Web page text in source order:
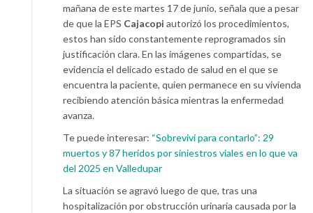
mañana de este martes 17 de junio, señala que a pesar
de que la EPS Cajacopi autorizó los procedimientos,
estos han sido constantemente reprogramados sin
justificación clara. En las imágenes compartidas, se
evidencia el delicado estado de salud en el que se
encuentra la paciente, quien permanece en su vivienda
recibiendo atención básica mientras la enfermedad
avanza.
Te puede interesar: “Sobreviví para contarlo”: 29
muertos y 87 heridos por siniestros viales en lo que va
del 2025 en Valledupar
La situación se agravó luego de que, tras una
hospitalización por obstrucción urinaria causada por la